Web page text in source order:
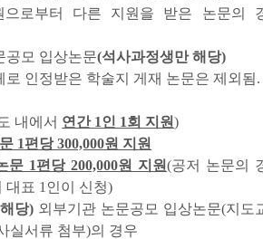
로부터 다른 지원을 받은 논문의
공모 입상논문(석사과정생만 해당)
인정받은 학술지 게재 논문은 제외됨.
내에서 연간 1인 1회 지원)
1편당 300,000원 지원
문 1편당 200,000원 지원(공저 논문의
대표 1인이 신청)
당) 외부기관 논문공모 입상논문(지도
실서류 첨부)의 경우